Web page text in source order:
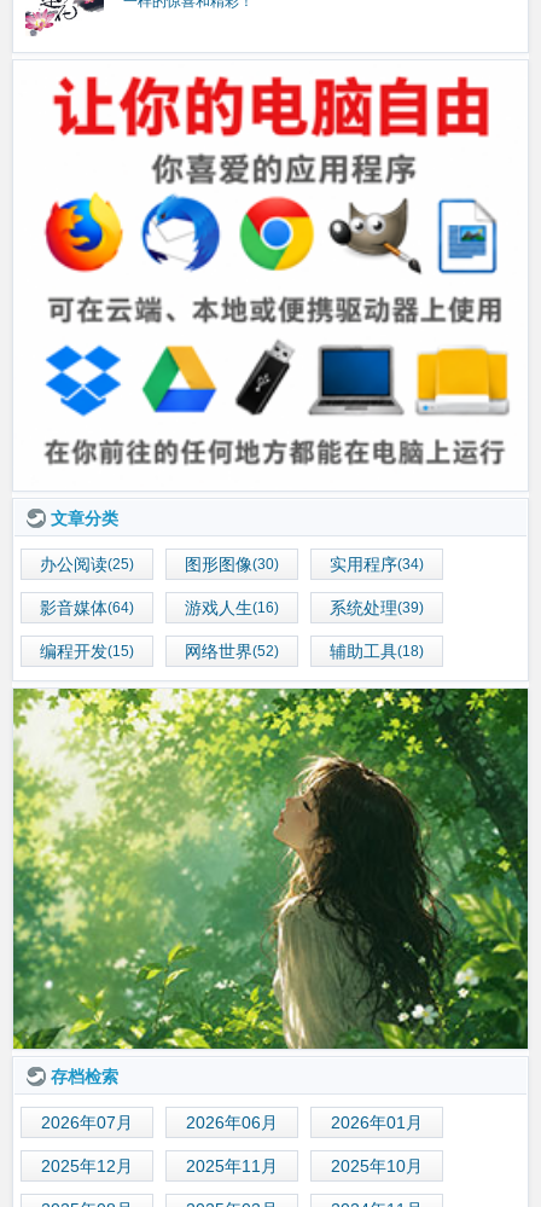
文章分类
办公阅读(25) 图形图像(30) 实用程序(34)
影音媒体(64) 游戏人生(16) 系统处理(39)
编程开发(15) 网络世界(52) 辅助工具(18)
存档检索
2026年07月 2026年06月 2026年01月
2025年12月 2025年11月 2025年10月